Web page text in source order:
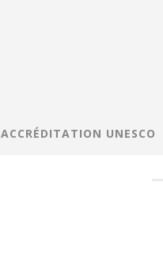
ACCRÉDITATION UNESCO